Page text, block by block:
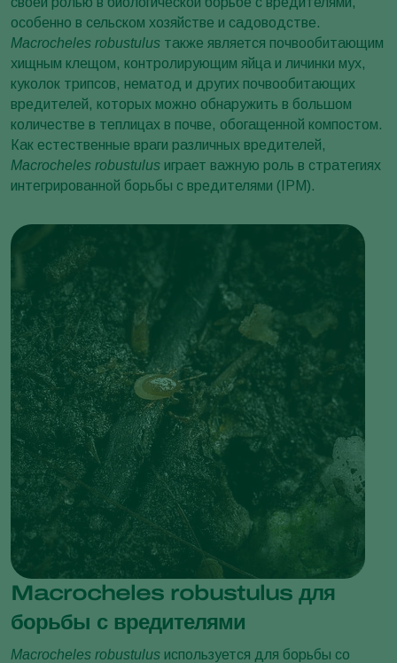
особенно в сельском хозяйстве и садоводстве.
Macrocheles robustulus также является почвообитающим
хищным клещом, контролирующим яйца и личинки мух,
куколок трипсов, нематод и других почвообитающих
вредителей, которых можно обнаружить в большом
количестве в теплицах в почве, обогащенной компостом.
Как естественные враги различных вредителей,
Macrocheles robustulus играет важную роль в стратегиях
интегрированной борьбы с вредителями (IPM).
Macrocheles robustulus для
борьбы с вредителями
Macrocheles robustulus используется для борьбы со